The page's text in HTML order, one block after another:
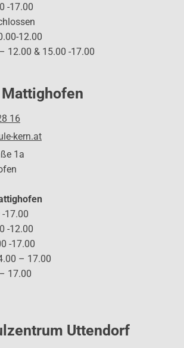
-17.00
12.00
12.00 & 15.00 -17.00
16
kern.at
1a
17.00
-12.00
-17.00
– 17.00
17.00
Uttendorf